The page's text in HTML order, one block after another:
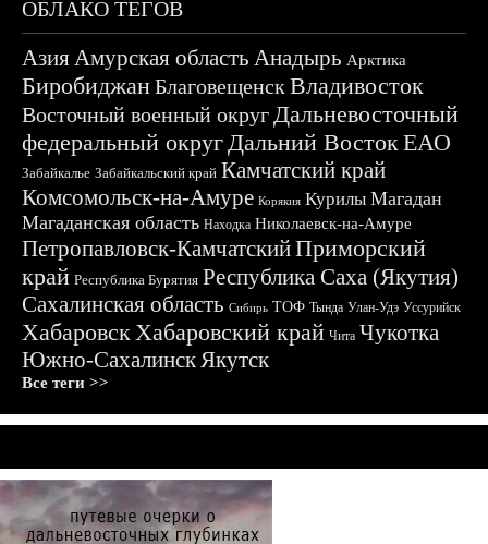
ОБЛАКО ТЕГОВ
АзияАмурская область Анадырь Арктика
БиробиджанБлаговещенскВладивосток
Восточный военный округДальневосточный
федеральный округДальний ВостокЕАО
Забайкалье Забайкальский край Камчатский край
Комсомольск-на-Амуре Корякия Курилы Магадан
Магаданская область Находка Николаевск-на-Амуре
Петропавловск-КамчатскийПриморский
край Республика Бурятия Республика Саха (Якутия)
Сахалинская область Сибирь ТОФ Тында Улан-Удэ Уссурийск
ХабаровскХабаровский край Чита Чукотка
Южно-СахалинскЯкутск
Все теги >>